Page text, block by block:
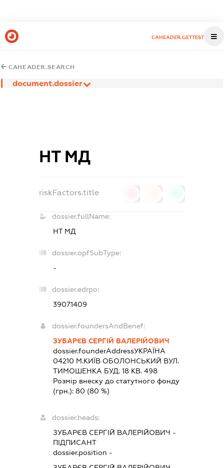
CAHEADER.GETTEST
CAHEADER.SEARCH
document.dossier
НТ МД
riskFactors.title
dossier.fullName:
НТ МД
dossier.opfSubType:
-
dossier.edrpo:
39071409
dossier.foundersAndBenef:
ЗУБАРЄВ СЕРГІЙ ВАЛЕРІЙОВИЧ
dossier.founderAddressУКРАЇНА
04210 М.КИЇВ ОБОЛОНСЬКИЙ ВУЛ.
ТИМОШЕНКА БУД. 18 КВ. 498
Розмір внеску до статутного фонду
(грн.): 80 (80 %)
dossier.heads:
ЗУБАРЄВ СЕРГІЙ ВАЛЕРІЙОВИЧ -
ПІДПИСАНТ
dossier.position -